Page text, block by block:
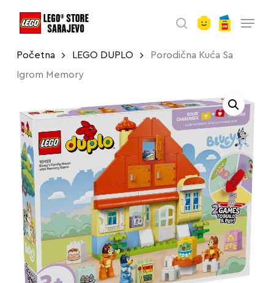
search
Početna LEGO DUPLO Porodična Kuća Sa
Igrom Memory